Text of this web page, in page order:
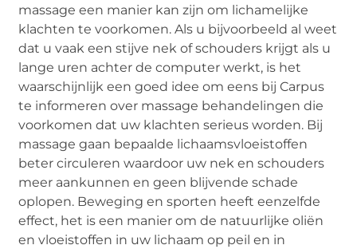
massage een manier kan zijn om lichamelijke
klachten te voorkomen. Als u bijvoorbeeld al weet
dat u vaak een stijve nek of schouders krijgt als u
lange uren achter de computer werkt, is het
waarschijnlijk een goed idee om eens bij Carpus
te informeren over massage behandelingen die
voorkomen dat uw klachten serieus worden. Bij
massage gaan bepaalde lichaamsvloeistoffen
beter circuleren waardoor uw nek en schouders
meer aankunnen en geen blijvende schade
oplopen. Beweging en sporten heeft eenzelfde
effect, het is een manier om de natuurlijke oliën
en vloeistoffen in uw lichaam op peil en in